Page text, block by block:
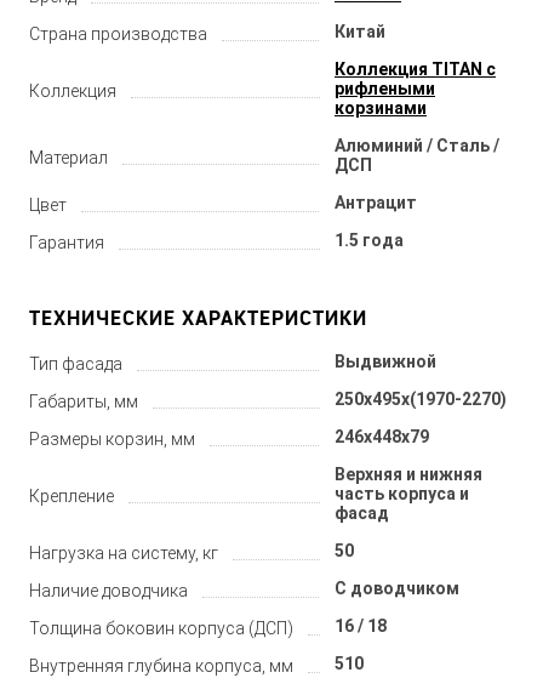
Страна производства Китай
Коллекция
Коллекция TITAN с
рифлеными
корзинами
Материал
Алюминий / Сталь /
ДСП
Цвет Антрацит
Гарантия 1.5 года
ТЕХНИЧЕСКИЕ ХАРАКТЕРИСТИКИ
Тип фасада Выдвижной
Габариты, мм 250x495x(1970-2270)
Размеры корзин, мм 246х448х79
Крепление
Верхняя и нижняя
часть корпуса и
фасад
Нагрузка на систему, кг 50
Наличие доводчика С доводчиком
Толщина боковин корпуса (ДСП) 16 / 18
Внутренняя глубина корпуса, мм 510